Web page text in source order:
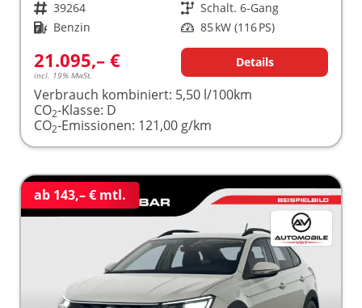
Fahrzeugnr. 39264 Getriebe Schalt. 6-Gang
Kraftstoff Benzin Leistung 85 kW (116 PS)
21.095,– €
incl. 19% MwSt.
Details
Verbrauch kombiniert: 5,50 l/100km
CO2-Klasse: D
CO2-Emissionen: 121,00 g/km
ab 143,– € mtl.